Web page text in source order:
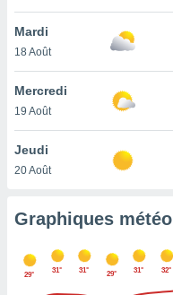
à
cas,
que
sur le
ne
Mardi
18 Août
Mercredi
19 Août
Jeudi
20 Août
Graphiques météo
29°
31° 31° 29° 31° 32°